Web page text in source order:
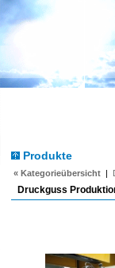
Produkte
« Kategorieübersicht |
Druckguss